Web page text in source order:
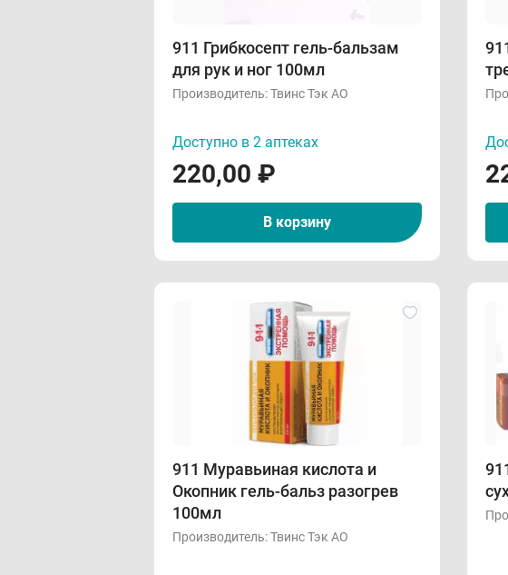
911 Грибкосепт гель-бальзам
для рук и ног 100мл
Производитель:Твинс Тэк АО
Доступно в 2 аптеках
220,00 ₽
В корзину
911 Муравьиная кислота и
Окопник гель-бальз разогрев
100мл
Производитель:Твинс Тэк АО